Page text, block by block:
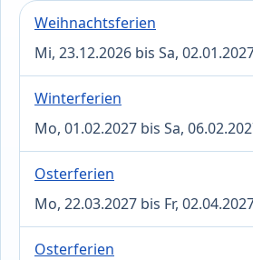
Weihnachtsferien
Mi, 23.12.2026 bis Sa,
Winterferien
Mo, 01.02.2027 bis Sa,
Osterferien
Mo, 22.03.2027 bis Fr,
Osterferien